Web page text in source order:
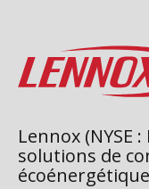
Lennox (NYSE
solutions de